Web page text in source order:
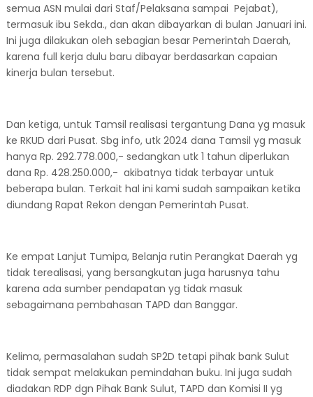
semua ASN mulai dari Staf/Pelaksana sampai Pejabat),
termasuk ibu Sekda., dan akan dibayarkan di bulan Januari ini.
Ini juga dilakukan oleh sebagian besar Pemerintah Daerah,
karena full kerja dulu baru dibayar berdasarkan capaian
kinerja bulan tersebut.
Dan ketiga, untuk Tamsil realisasi tergantung Dana yg masuk
ke RKUD dari Pusat. Sbg info, utk 2024 dana Tamsil yg masuk
hanya Rp. 292.778.000,- sedangkan utk 1 tahun diperlukan
dana Rp. 428.250.000,- akibatnya tidak terbayar untuk
beberapa bulan. Terkait hal ini kami sudah sampaikan ketika
diundang Rapat Rekon dengan Pemerintah Pusat.
Ke empat Lanjut Tumipa, Belanja rutin Perangkat Daerah yg
tidak terealisasi, yang bersangkutan juga harusnya tahu
karena ada sumber pendapatan yg tidak masuk
sebagaimana pembahasan TAPD dan Banggar.
Kelima, permasalahan sudah SP2D tetapi pihak bank Sulut
tidak sempat melakukan pemindahan buku. Ini juga sudah
diadakan RDP dgn Pihak Bank Sulut, TAPD dan Komisi II yg